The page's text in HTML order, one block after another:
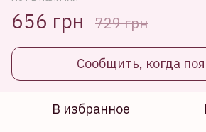
656 грн 729 грн
Сообщить, когда
В избранное